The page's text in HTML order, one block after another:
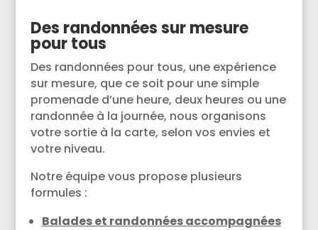
Des randonnées sur mesure
pour tous
Des randonnées pour tous, une expérience
sur mesure, que ce soit pour une simple
promenade d’une heure, deux heures ou une
randonnée à la journée, nous organisons
votre sortie à la carte, selon vos envies et
votre niveau.
Notre équipe vous propose plusieurs
formules :
Balades et randonnées accompagnées